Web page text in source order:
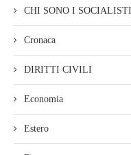
CHI SONO I SOCIALISTI
Cronaca
DIRITTI CIVILI
Economia
Estero